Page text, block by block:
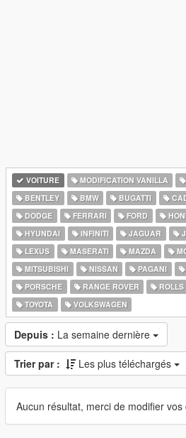
VOITURE MODIFICATION VANILLA
BENTLEY
BMW BUGATTI
DODGE
FERRARI FORD
HYUNDAI
INFINITI JAGUAR
LEXUS
MASERATI MAZDA
MITSUBISHI
NISSAN PAGANI
PORSCHE
RANGE ROVER ROLLS
TOYOTA
VOLKSWAGEN
Depuis : La semaine dernière
Trier par : Les plus téléchargés
Aucun résultat, merci de modifier